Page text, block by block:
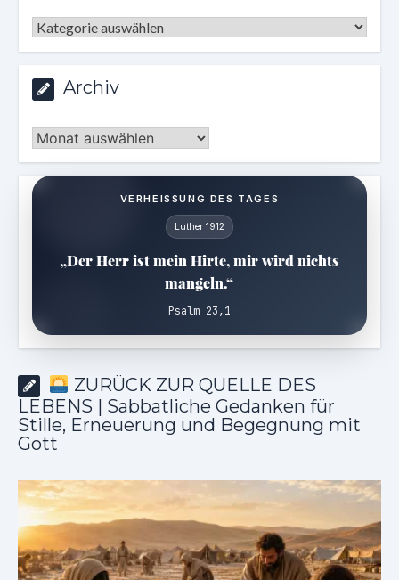
Kategorien
Archiv
Archiv
VERHEISSUNG DES TAGES
Luther 1912
„Der Herr ist mein Hirte, mir wird nichts
mangeln.“
Psalm 23,1
ZURÜCK ZUR QUELLE DES
LEBENS | Sabbatliche Gedanken für
Stille, Erneuerung und Begegnung mit
Gott